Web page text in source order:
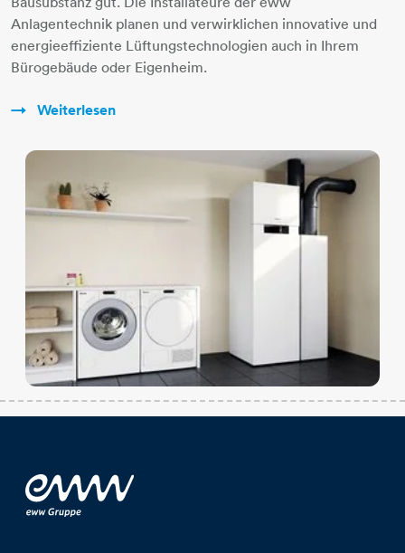
Anlagentechnik planen und verwirklichen innovative und
energieeffiziente Lüftungstechnologien auch in Ihrem
Bürogebäude oder Eigenheim.
Weiterlesen